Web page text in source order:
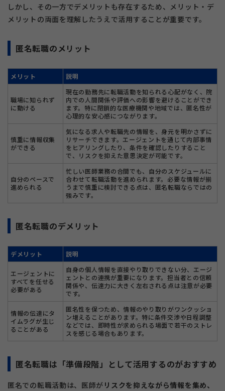
しかし、その一方でデメリットも存在するため、メリット・デ
メリットの両面を理解したうえで活用することが重要です。
匿名転職のメリット
メリット 説明
職場に知られず
に動ける
現在の勤務先に転職活動を知られる心配がなく、院
内での人間関係や評価への影響を避けることができ
ます。特に閉鎖的な医療機関や地域では、匿名性が
心理的な安心感につながります。
慎重に情報収集
ができる
気になる求人や転職先の情報を、身元を明かさずに
リサーチできます。エージェントを通じて内部事情
をヒアリングしたり、条件を確認したりすること
で、リスクを抑えた意思決定が可能です。
自分のペースで
進められる
忙しい医師業務の合間でも、自分のスケジュールに
合わせて転職活動を進められます。必要な情報が揃
うまで慎重に検討できる点は、匿名転職ならではの
強みです。
匿名転職のデメリット
デメリット 説明
エージェントに
すべてを任せる
必要がある
自身の個人情報を直接やり取りできない分、エージ
ェントとの連携が重要になります。担当者との信頼
関係や、伝達力に大きく左右される点は注意が必要
です。
情報の伝達にタ
イムラグが生じ
ることがある
匿名性を保つため、情報のやり取りがワンクッショ
ン増えることがあります。特に条件交渉や日程調整
などでは、即時性が求められる場面で若干のストレ
スを感じる場合もあります。
匿名転職は「準備段階」として活用するのがおすすめ
匿名での転職活動は、医師が リスクを抑えながら情報を集め、